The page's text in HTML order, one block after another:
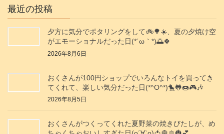
最近の投稿
夕方に気分でポタリングをして🚲️🌳☀️、夏の夕焼け空
がエモーショナルだった日(⁠*⁠´⁠ω⁠｀⁠*⁠)🌅🍀
2026年8月6日
おくさんが100円ショップでいろんなトイを買ってき
てくれて、楽しい気分だった日(*^O^*)🐤🐸🍩🎮️🎶
2026年8月5日
おくさんがつくってくれた夏野菜の焼きびたしが、め